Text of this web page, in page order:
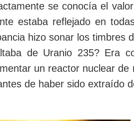
se conocía el
estaba reflejado en
hizo sonar los timbres
de Uranio 235? Era
un reactor nuclear
de haber sido extraído